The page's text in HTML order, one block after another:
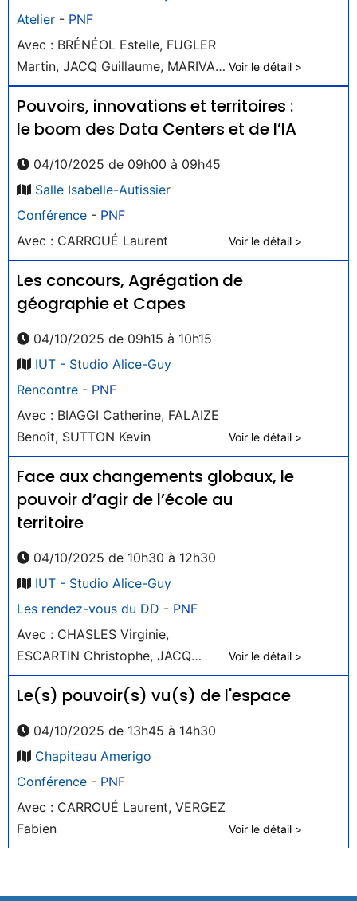
Atelier - PNF
Avec : BRÉNÉOL Estelle, FUGLER
Martin, JACQ Guillaume, MARIVAL
Catherine
Voir le détail >
Pouvoirs, innovations et territoires :
le boom des Data Centers et de l’IA
04/10/2025 de 09h00 à 09h45
Salle Isabelle-Autissier
Conférence - PNF
Avec : CARROUÉ Laurent
Voir le détail >
Les concours, Agrégation de
géographie et Capes
04/10/2025 de 09h15 à 10h15
IUT - Studio Alice-Guy
Rencontre - PNF
Avec : BIAGGI Catherine, FALAIZE
Benoît, SUTTON Kevin
Voir le détail >
Face aux changements globaux, le
pouvoir d’agir de l’école au
territoire
04/10/2025 de 10h30 à 12h30
IUT - Studio Alice-Guy
Les rendez-vous du DD - PNF
Avec : CHASLES Virginie,
ESCARTIN Christophe, JACQ
Guillaume
Voir le détail >
Le(s) pouvoir(s) vu(s) de l'espace
04/10/2025 de 13h45 à 14h30
Chapiteau Amerigo
Conférence - PNF
Avec : CARROUÉ Laurent, VERGEZ
Fabien
Voir le détail >